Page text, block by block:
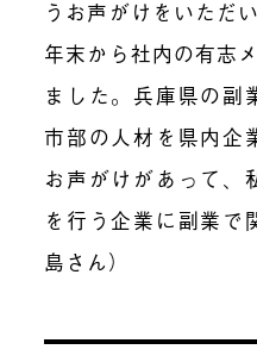
うお声がけをいただ
年末から社内の有志
ました。兵庫県の副
市部の人材を県内企
お声がけがあって、
を行う企業に副業で
島さん）